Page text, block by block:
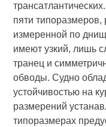
пяти
измеренной по
имеют узкий, лишь
транец и
обводы. Судно
устойчивостью на
размерений
типоразмерах